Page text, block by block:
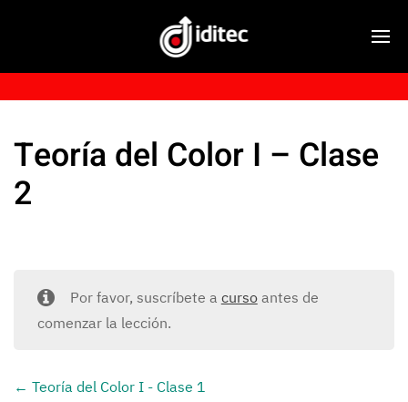
Teoría del Color I – Clase
2
Por favor, suscríbete a cursoantes de
comenzar la lección.
Teoría del Color I - Clase 1